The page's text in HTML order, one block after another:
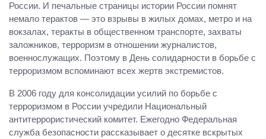
России. И печальные страницы истории России помнят
немало терактов — это взрывы в жилых домах, метро и на
вокзалах, теракты в общественном транспорте, захваты
заложников, терроризм в отношении журналистов,
военнослужащих. Поэтому в День солидарности в борьбе с
терроризмом вспоминают всех жертв экстремистов.
В 2006 году для консолидации усилий по борьбе с
терроризмом в России учредили Национальный
антитеррористический комитет. Ежегодно Федеральная
служба безопасности рассказывает о десятке вскрытых